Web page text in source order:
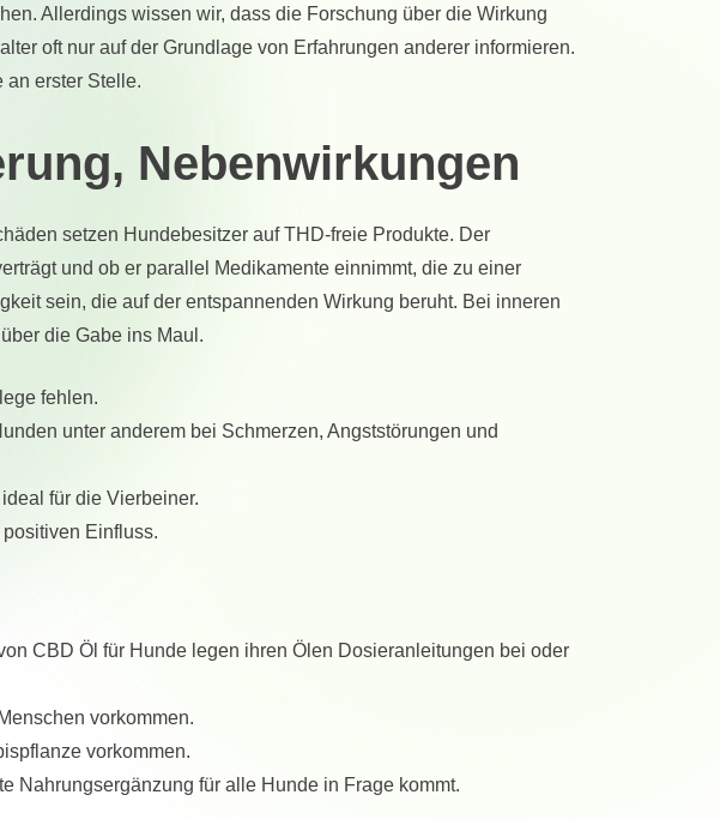
und
andere
Allerdings wissen wir, dass die Forschung über die Wirkung
oft nur auf der Grundlage von Erfahrungen anderer informieren.
an erster Stelle.
Nebenwirkungen
setzen Hundebesitzer auf THD-freie Produkte. Der
und ob er parallel Medikamente einnimmt, die zu einer
sein, die auf der entspannenden Wirkung beruht. Bei inneren
die Gabe ins Maul.
fehlen.
unter anderem bei Schmerzen, Angststörungen und
für die Vierbeiner.
Einfluss.
CBD Öl für Hunde legen ihren Ölen Dosieranleitungen bei oder
vorkommen.
vorkommen.
Nahrungsergänzung für alle Hunde in Frage kommt.